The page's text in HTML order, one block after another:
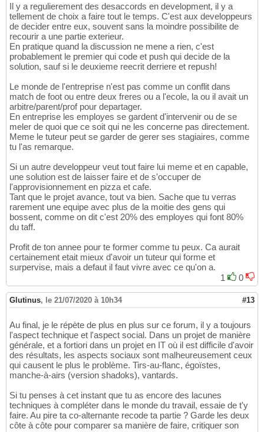
Il y a regulierement des desaccords en development, il y a
tellement de choix a faire tout le temps. C'est aux developpeurs
de decider entre eux, souvent sans la moindre possibilite de
recourir a une partie exterieur.
En pratique quand la discussion ne mene a rien, c'est
probablement le premier qui code et push qui decide de la
solution, sauf si le deuxieme reecrit derriere et repush!
Le monde de l'entreprise n'est pas comme un conflit dans
match de foot ou entre deux freres ou a l'ecole, la ou il avait un
arbitre/parent/prof pour departager.
En entreprise les employes se gardent d'intervenir ou de se
meler de quoi que ce soit qui ne les concerne pas directement.
Meme le tuteur peut se garder de gerer ses stagiaires, comme
tu l'as remarque.
Si un autre developpeur veut tout faire lui meme et en capable,
une solution est de laisser faire et de s'occuper de
l'approvisionnement en pizza et cafe.
Tant que le projet avance, tout va bien. Sache que tu verras
rarement une equipe avec plus de la moitie des gens qui
bossent, comme on dit c'est 20% des employes qui font 80%
du taff.
Profit de ton annee pour te former comme tu peux. Ca aurait
certainement etait mieux d'avoir un tuteur qui forme et
surpervise, mais a defaut il faut vivre avec ce qu'on a.
1
0
Glutinus, le 21/07/2020 à 10h34 #13
Au final, je le répète de plus en plus sur ce forum, il y a toujours
l'aspect technique et l'aspect social. Dans un projet de manière
générale, et a fortiori dans un projet en IT où il est difficile d'avoir
des résultats, les aspects sociaux sont malheureusement ceux
qui causent le plus le problème. Tirs-au-flanc, égoïstes,
manche-à-airs (version shadoks), vantards.
Si tu penses à cet instant que tu as encore des lacunes
techniques à compléter dans le monde du travail, essaie de t'y
faire. Au pire ta co-alternante recode ta partie ? Garde les deux
côte à côte pour comparer sa manière de faire, critiquer son